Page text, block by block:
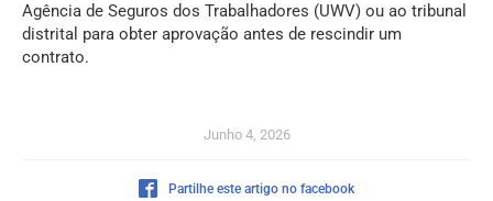
Agência de Seguros dos Trabalhadores (UWV) ou ao tribunal
distrital para obter aprovação antes de rescindir um
contrato.
Junho 4, 2026
Partilhe este artigo no facebook